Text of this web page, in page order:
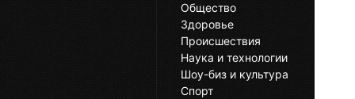
Общество
Здоровье
Происшествия
Наука и технологии
Шоу-биз и культура
Спорт